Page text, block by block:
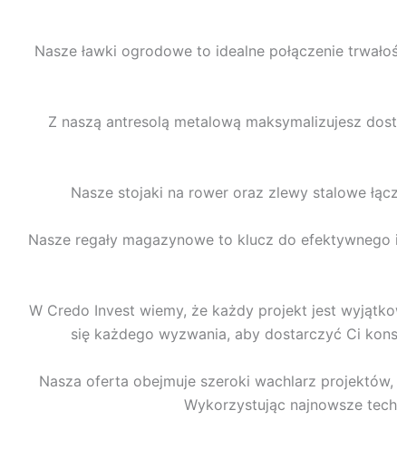
Nasze ławki ogrodowe to idealne połączenie
Z naszą antresolą metalową maksymalizujesz
Nasze stojaki na rower oraz zlewy stalowe
Nasze regały magazynowe to klucz do
W Credo Invest wiemy, że każdy projekt jest
się każdego wyzwania, aby dostarczyć Ci
Nasza oferta obejmuje szeroki wachlarz
Wykorzystując najnowsze